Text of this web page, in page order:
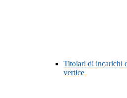
Titolari di incarichi
vertice